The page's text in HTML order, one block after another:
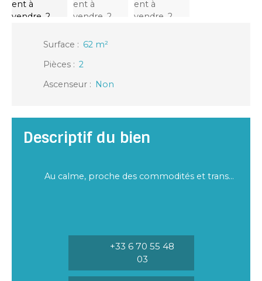
Surface : 62 m²
Pièces : 2
Ascenseur : Non
Descriptif du bien
Au calme, proche des commodités et transports
+33 6 70 55 48
03